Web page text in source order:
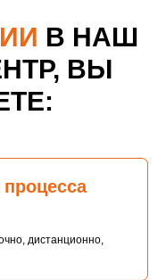
В НАШ
ВЫ
дистанционно,